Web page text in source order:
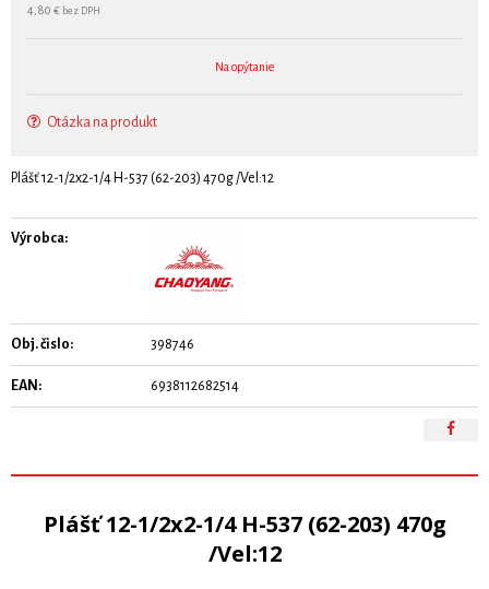
4,80 € bez DPH
Na opýtanie
Otázka na produkt
Plášť 12-1/2x2-1/4 H-537 (62-203) 470g /Vel:12
Výrobca:
Obj. čislo: 398746
EAN: 6938112682514
Plášť 12-1/2x2-1/4 H-537 (62-203) 470g
/Vel:12